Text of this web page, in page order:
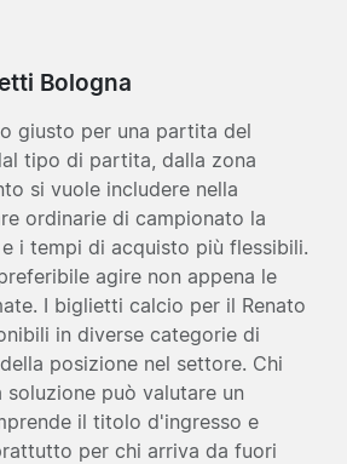
Bologna
giusto per una partita del
tipo di partita, dalla zona
si vuole includere nella
ordinarie di campionato la
i tempi di acquisto più flessibili.
agire non appena le
I biglietti calcio per il Renato
in diverse categorie di
posizione nel settore. Chi
soluzione può valutare un
il titolo d'ingresso e
per chi arriva da fuori